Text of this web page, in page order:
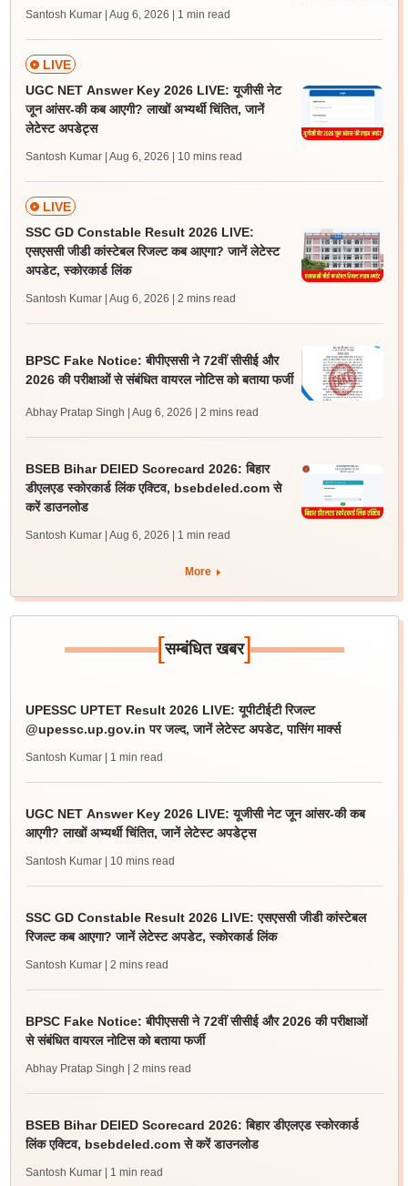
Santosh Kumar | Aug 6, 2026 | 1 min read
LIVE
UGC NET Answer Key 2026 LIVE: यूजीसी नेट
जून आंसर-की कब आएगी? लाखों अभ्यर्थी चिंतित, जानें
लेटेस्ट अपडेट्स
Santosh Kumar | Aug 6, 2026 | 10 mins read
LIVE
SSC GD Constable Result 2026 LIVE:
एसएससी जीडी कांस्टेबल रिजल्ट कब आएगा? जानें लेटेस्ट
अपडेट, स्कोरकार्ड लिंक
Santosh Kumar | Aug 6, 2026 | 2 mins read
BPSC Fake Notice: बीपीएससी ने 72वीं सीसीई और
2026 की परीक्षाओं से संबंधित वायरल नोटिस को बताया फर्जी
Abhay Pratap Singh | Aug 6, 2026 | 2 mins read
BSEB Bihar DElED Scorecard 2026: बिहार
डीएलएड स्कोरकार्ड लिंक एक्टिव, bsebdeled.com से
करें डाउनलोड
Santosh Kumar | Aug 6, 2026 | 1 min read
More
[सम्बंधित खबर]
UPESSC UPTET Result 2026 LIVE: यूपीटीईटी रिजल्ट
@upessc.up.gov.in पर जल्द, जानें लेटेस्ट अपडेट, पासिंग मार्क्स
Santosh Kumar | 1 min read
UGC NET Answer Key 2026 LIVE: यूजीसी नेट जून आंसर-की कब
आएगी? लाखों अभ्यर्थी चिंतित, जानें लेटेस्ट अपडेट्स
Santosh Kumar | 10 mins read
SSC GD Constable Result 2026 LIVE: एसएससी जीडी कांस्टेबल
रिजल्ट कब आएगा? जानें लेटेस्ट अपडेट, स्कोरकार्ड लिंक
Santosh Kumar | 2 mins read
BPSC Fake Notice: बीपीएससी ने 72वीं सीसीई और 2026 की परीक्षाओं
से संबंधित वायरल नोटिस को बताया फर्जी
Abhay Pratap Singh | 2 mins read
BSEB Bihar DElED Scorecard 2026: बिहार डीएलएड स्कोरकार्ड
लिंक एक्टिव, bsebdeled.com से करें डाउनलोड
Santosh Kumar | 1 min read